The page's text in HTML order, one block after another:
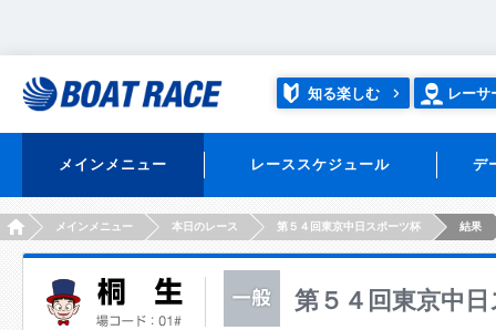
知る楽しむ レーサ
メインメニュー レーススケジュール デ
HOMEメインメニュー 本日のレース 第５４回東京中日スポーツ杯 結果
第５４回東京中